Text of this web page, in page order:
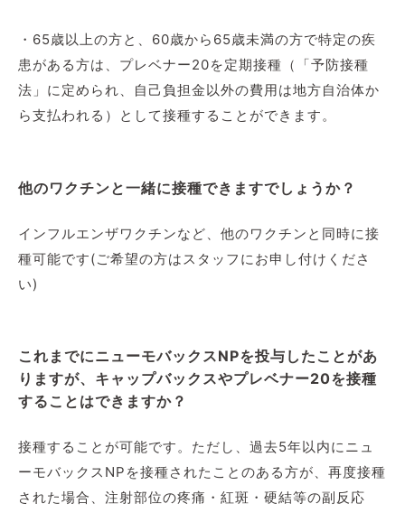
・65歳以上の方と、60歳から65歳未満の方で特定の疾
患がある方は、プレベナー20を定期接種（「予防接種
法」に定められ、自己負担金以外の費用は地方自治体か
ら支払われる）として接種することができます。
他のワクチンと一緒に接種できますでしょうか？
インフルエンザワクチンなど、他のワクチンと同時に接
種可能です(ご希望の方はスタッフにお申し付けくださ
い)
これまでにニューモバックスNPを投与したことがあ
りますが、キャップバックスやプレベナー20を接種
することはできますか？
接種することが可能です。ただし、過去5年以内にニュ
ーモバックスNPを接種されたことのある方が、再度接種
された場合、注射部位の疼痛・紅斑・硬結等の副反応